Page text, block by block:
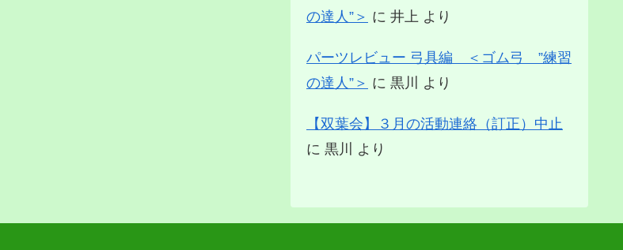
の達人”＞ に 井上 より
パーツレビュー 弓具編 ＜ゴム弓 ”練習
の達人”＞ に 黒川 より
【双葉会】３月の活動連絡（訂正）中止
に 黒川 より